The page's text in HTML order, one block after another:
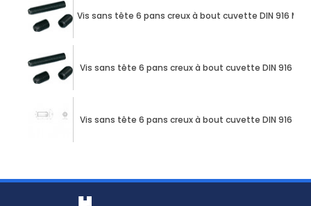
Vis sans tête 6 pans creux à bout cuvette DIN 916 M12
Vis sans tête 6 pans creux à bout cuvette DIN 916 M12
Vis sans tête 6 pans creux à bout cuvette DIN 916 M12